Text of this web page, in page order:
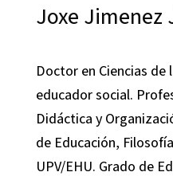
Joxe Jimenez
Doctor en Ciencias de
educador social.
Didáctica y
de Educación,
UPV/EHU. Grado de